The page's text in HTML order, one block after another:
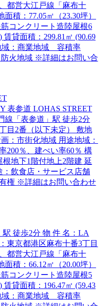
都営大江戸線「麻布十
積：77.05㎡（23.30坪）
コンクリート造陸屋根6
賃貸面積：299.81㎡ (90.69
域：商業地域 容積率
防火地域 ※詳細はお問い合
表参道 LOHAS STREET
線「表参道」駅 徒歩2分
目2番（以下未定） 敷地
：市街化地域 用途地域：
％、建ぺい率60％ 構
地下1階付地上2階建 延
飲食店・サービス店舗
権 ※詳細はお問い合わせ
駅 徒歩2分 物 件 名：LA
東京都港区麻布十番3丁目
都営大江戸線「麻布十
積：66.12㎡（20.00坪）
コンクリート造陸屋根5
賃貸面積：196.47㎡ (59.43
域：商業地域 容積率